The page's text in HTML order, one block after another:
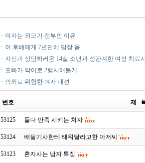
ㆍ 여자는 외모가 전부인 이유
ㆍ 여 후배에게 7년만에 답장 옴
ㆍ 자신과 상담하러온 14살 소년과 성관계한 여성 치료
ㆍ 오빠가 악어로 2행시해볼게
ㆍ 의외로 위험한 여자 패션
번호 제
53125 둘다 만족 시키는 처자
53124 배달기사한테 태워달라고한 아저씨
53123 혼자사는 남자 특징